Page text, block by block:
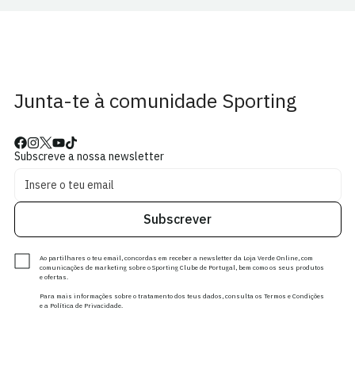
Junta-te à comunidade Sporting
Subscreve a nossa newsletter
Subscrever
Ao partilhares o teu email, concordas em receber a newsletter da Loja Verde Online, com
comunicações de marketing sobre o Sporting Clube de Portugal, bem como os seus produtos
e ofertas.
Para mais informações sobre o tratamento dos teus dados, consulta os Termos e Condições
e a Política de Privacidade.